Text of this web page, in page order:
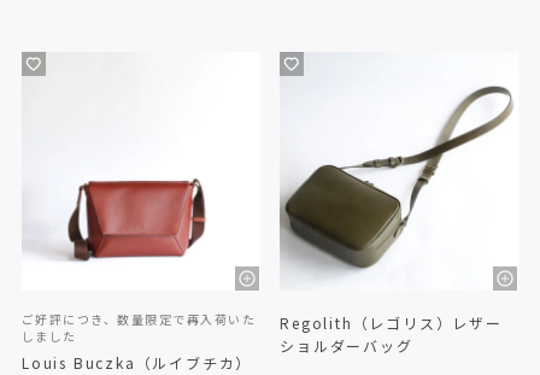
ご好評につき、数量限定で再入荷いた
しました
Louis Buczka（ルイブチカ）
Regolith（レゴリス）レザー
ショルダーバッグ